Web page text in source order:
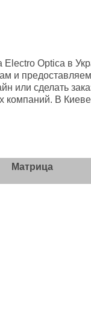
Optica в
и
или сделать
В
Матрица